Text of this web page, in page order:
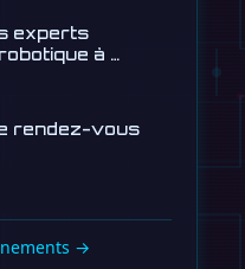
experts
à …
rendez-vous
→